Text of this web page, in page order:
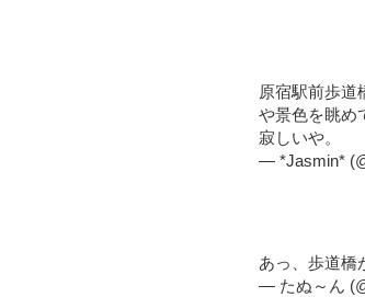
原宿駅前歩道
や景色を眺め
寂しいや。
— *Jasmin*
あっ、歩道
— たぬ～ん